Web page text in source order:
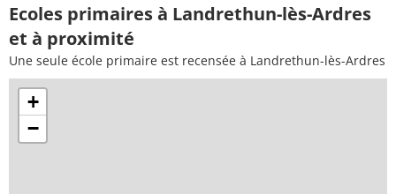
Ecoles primaires à Landrethun-lès-Ardres
et à proximité
Une seule école primaire est recensée à Landrethun-lès-Ardres
+
−